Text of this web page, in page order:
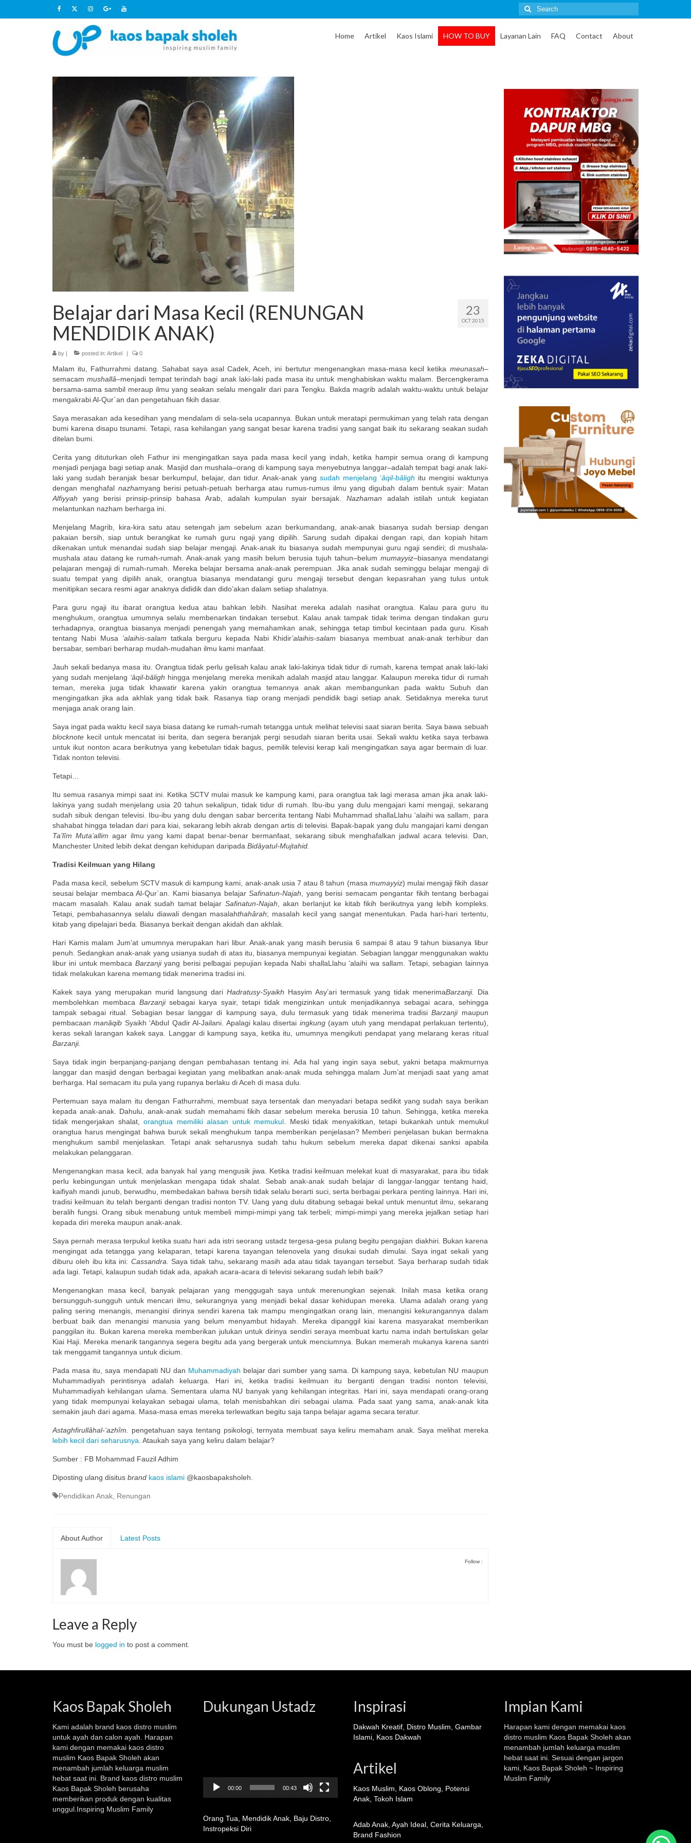
Search
for:
Home Artikel Kaos Islami HOW TO BUY Layanan Lain FAQ Contact About
23
OCT 2015
Belajar dari Masa Kecil (RENUNGAN
MENDIDIK ANAK)
by posted in: Artikel 0
Malam itu, Fathurrahmi datang. Sahabat saya asal Cadek, Aceh, ini bertutur mengenangkan masa-masa kecil ketika meunasah–
semacammushallâ–menjadi tempat terindah bagi anak laki-laki pada masa itu untuk menghabiskan waktu malam. Bercengkerama
bersama-sama sambil meraup ilmu yang seakan selalu mengalir dari para Tengku. Bakda magrib adalah waktu-waktu untuk belajar
mengakrabi Al-Qur`an dan pengetahuan fikih dasar.
Saya merasakan ada kesedihan yang mendalam di sela-sela ucapannya. Bukan untuk meratapi permukiman yang telah rata dengan
bumi karena disapu tsunami. Tetapi, rasa kehilangan yang sangat besar karena tradisi yang sangat baik itu sekarang seakan sudah
ditelan bumi.
Cerita yang dituturkan oleh Fathur ini mengingatkan saya pada masa kecil yang indah, ketika hampir semua orang di kampung
menjadi penjaga bagi setiap anak. Masjid dan mushala–orang di kampung saya menyebutnya langgar–adalah tempat bagi anak laki-
laki yang sudah beranjak besar berkumpul, belajar, dan tidur. Anak-anak yang sudah menjelang ‘âqil-bâligh itu mengisi waktunya
dengan menghafal nazhamyang berisi petuah-petuah berharga atau rumus-rumus ilmu yang digubah dalam bentuk syair: Matan
Alfiyyah yang berisi prinsip-prinsip bahasa Arab, adalah kumpulan syair bersajak.Nazhaman adalah istilah untuk kegiatan
melantunkan nazham berharga ini.
Menjelang Magrib, kira-kira satu atau setengah jam sebelum azan berkumandang, anak-anak biasanya sudah bersiap dengan
pakaian bersih, siap untuk berangkat ke rumah guru ngaji yang dipilih. Sarung sudah dipakai dengan rapi, dan kopiah hitam
dikenakan untuk menandai sudah siap belajar mengaji. Anak-anak itu biasanya sudah mempunyai guru ngaji sendiri; di mushala-
mushala atau datang ke rumah-rumah. Anak-anak yang masih belum berusia tujuh tahun–belum mumayyiz–biasanya mendatangi
pelajaran mengaji di rumah-rumah. Mereka belajar bersama anak-anak perempuan. Jika anak sudah seminggu belajar mengaji di
suatu tempat yang dipilih anak, orangtua biasanya mendatangi guru mengaji tersebut dengan kepasrahan yang tulus untuk
menitipkan secara resmi agar anaknya dididik dan dido’akan dalam setiap shalatnya.
Para guru ngaji itu ibarat orangtua kedua atau bahkan lebih. Nasihat mereka adalah nasihat orangtua. Kalau para guru itu
menghukum, orangtua umumnya selalu membenarkan tindakan tersebut. Kalau anak tampak tidak terima dengan tindakan guru
terhadapnya, orangtua biasanya menjadi penengah yang memahamkan anak, sehingga tetap timbul kecintaan pada guru. Kisah
tentang Nabi Musa ’alaihis-salam tatkala berguru kepada Nabi Khidir’alaihis-salam biasanya membuat anak-anak terhibur dan
bersabar, sembari berharap mudah-mudahan ilmu kami manfaat.
Jauh sekali bedanya masa itu. Orangtua tidak perlu gelisah kalau anak laki-lakinya tidak tidur di rumah, karena tempat anak laki-laki
yang sudah menjelang ‘âqil-bâligh hingga menjelang mereka menikah adalah masjid atau langgar. Kalaupun mereka tidur di rumah
teman, mereka juga tidak khawatir karena yakin orangtua temannya anak akan membangunkan pada waktu Subuh dan
mengingatkan jika ada akhlak yang tidak baik. Rasanya tiap orang menjadi pendidik bagi setiap anak. Setidaknya mereka turut
menjaga anak orang lain.
Saya ingat pada waktu kecil saya biasa datang ke rumah-rumah tetangga untuk melihat televisi saat siaran berita. Saya bawa sebuah
blocknote kecil untuk mencatat isi berita, dan segera beranjak pergi sesudah siaran berita usai. Sekali waktu ketika saya terbawa
untuk ikut nonton acara berikutnya yang kebetulan tidak bagus, pemilik televisi kerap kali mengingatkan saya agar bermain di luar.
Tidak nonton televisi.
Tetapi…
Itu semua rasanya mimpi saat ini. Ketika SCTV mulai masuk ke kampung kami, para orangtua tak lagi merasa aman jika anak laki-
lakinya yang sudah menjelang usia 20 tahun sekalipun, tidak tidur di rumah. Ibu-ibu yang dulu mengajari kami mengaji, sekarang
sudah sibuk dengan televisi. Ibu-ibu yang dulu dengan sabar bercerita tentang Nabi Muhammad shallaLlahu ‘alaihi wa sallam, para
shahabat hingga teladan dari para kiai, sekarang lebih akrab dengan artis di televisi. Bapak-bapak yang dulu mangajari kami dengan
Ta’lîm Muta’allim agar ilmu yang kami dapat benar-benar bermanfaat, sekarang sibuk menghafalkan jadwal acara televisi. Dan,
Manchester United lebih dekat dengan kehidupan daripada Bidâyatul-Mujtahid.
Tradisi Keilmuan yang Hilang
Pada masa kecil, sebelum SCTV masuk di kampung kami, anak-anak usia 7 atau 8 tahun (masa mumayyiz) mulai mengaji fikih dasar
seusai belajar membaca Al-Qur`an. Kami biasanya belajarSafinatun-Najah, yang berisi semacam pengantar fikih tentang berbagai
macam masalah. Kalau anak sudah tamat belajar Safinatun-Najah, akan berlanjut ke kitab fikih berikutnya yang lebih kompleks.
Tetapi, pembahasannya selalu diawali dengan masalahthahârah; masalah kecil yang sangat menentukan. Pada hari-hari tertentu,
kitab yang dipelajari beda. Biasanya berkait dengan akidah dan akhlak.
Hari Kamis malam Jum’at umumnya merupakan hari libur. Anak-anak yang masih berusia 6 sampai 8 atau 9 tahun biasanya libur
penuh. Sedangkan anak-anak yang usianya sudah di atas itu, biasanya mempunyai kegiatan. Sebagian langgar menggunakan waktu
libur ini untuk membaca Barzanjiyang berisi pelbagai pepujian kepada Nabi shallaLlahu ‘alaihi wa sallam. Tetapi, sebagian lainnya
tidak melakukan karena memang tidak menerima tradisi ini.
Kakek saya yang merupakan murid langsung dari Hadratusy-Syaikh Hasyim Asy’ari termasuk yang tidak menerimaBarzanji. Dia
membolehkan membaca Barzanjisebagai karya syair, tetapi tidak mengizinkan untuk menjadikannya sebagai acara, sehingga
tampak sebagai ritual. Sebagian besar langgar di kampung saya, dulu termasuk yang tidak menerima tradisiBarzanji maupun
pembacaanmanâqib Syaikh ‘Abdul Qadir Al-Jailani. Apalagi kalau disertai ingkung (ayam utuh yang mendapat perlakuan tertentu),
keras sekali larangan kakek saya. Langgar di kampung saya, ketika itu, umumnya mengikuti pendapat yang melarang keras ritual
Barzanji.
Saya tidak ingin berpanjang-panjang dengan pembahasan tentang ini. Ada hal yang ingin saya sebut, yakni betapa makmurnya
langgar dan masjid dengan berbagai kegiatan yang melibatkan anak-anak muda sehingga malam Jum’at menjadi saat yang amat
berharga. Hal semacam itu pula yang rupanya berlaku di Aceh di masa dulu.
Pertemuan saya malam itu dengan Fathurrahmi, membuat saya tersentak dan menyadari betapa sedikit yang sudah saya berikan
kepada anak-anak. Dahulu, anak-anak sudah memahami fikih dasar sebelum mereka berusia 10 tahun. Sehingga, ketika mereka
tidak mengerjakan shalat,orangtua memiliki alasan untuk memukul. Meski tidak menyakitkan, tetapi bukankah untuk memukul
orangtua harus mengingat bahwa buruk sekali menghukum tanpa memberikan penjelasan? Memberi penjelasan bukan bermakna
menghukum sambil menjelaskan. Tetapi anak seharusnya sudah tahu hukum sebelum mereka dapat dikenai sanksi apabila
melakukan pelanggaran.
Mengenangkan masa kecil, ada banyak hal yang mengusik jiwa. Ketika tradisi keilmuan melekat kuat di masyarakat, para ibu tidak
perlu kebingungan untuk menjelaskan mengapa tidak shalat. Sebab anak-anak sudah belajar di langgar-langgar tentang haid,
kaifiyah mandi junub, berwudhu, membedakan bahwa bersih tidak selalu berarti suci, serta berbagai perkara penting lainnya. Hari ini,
tradisi keilmuan itu telah berganti dengan tradisi nonton TV. Uang yang dulu ditabung sebagai bekal untuk menuntut ilmu, sekarang
beralih fungsi. Orang sibuk menabung untuk membeli mimpi-mimpi yang tak terbeli; mimpi-mimpi yang mereka jejalkan setiap hari
kepada diri mereka maupun anak-anak.
Saya pernah merasa terpukul ketika suatu hari ada istri seorang ustadz tergesa-gesa pulang begitu pengajian diakhiri. Bukan karena
mengingat ada tetangga yang kelaparan, tetapi karena tayangan telenovela yang disukai sudah dimulai. Saya ingat sekali yang
diburu oleh ibu kita ini: Cassandra. Saya tidak tahu, sekarang masih ada atau tidak tayangan tersebut. Saya berharap sudah tidak
ada lagi. Tetapi, kalaupun sudah tidak ada, apakah acara-acara di televisi sekarang sudah lebih baik?
Mengenangkan masa kecil, banyak pelajaran yang menggugah saya untuk merenungkan sejenak. Inilah masa ketika orang
bersungguh-sungguh untuk mencari ilmu, sekurangnya yang menjadi bekal dasar kehidupan mereka. Ulama adalah orang yang
paling sering menangis, menangisi dirinya sendiri karena tak mampu mengingatkan orang lain, menangisi kekurangannya dalam
berbuat baik dan menangisi manusia yang belum menyambut hidayah. Mereka dipanggil kiai karena masyarakat memberikan
panggilan itu. Bukan karena mereka memberikan julukan untuk dirinya sendiri seraya membuat kartu nama indah bertuliskan gelar
Kiai Haji. Mereka menarik tangannya segera begitu ada yang bergerak untuk menciumnya. Bukan memerah mukanya karena santri
tak menggamit tangannya untuk dicium.
Pada masa itu, saya mendapati NU dan Muhammadiyah belajar dari sumber yang sama. Di kampung saya, kebetulan NU maupun
Muhammadiyah perintisnya adalah keluarga. Hari ini, ketika tradisi keilmuan itu berganti dengan tradisi nonton televisi,
Muhammadiyah kehilangan ulama. Sementara ulama NU banyak yang kehilangan integritas. Hari ini, saya mendapati orang-orang
yang tidak mempunyai kelayakan sebagai ulama, telah menisbahkan diri sebagai ulama. Pada saat yang sama, anak-anak kita
semakin jauh dari agama. Masa-masa emas mereka terlewatkan begitu saja tanpa belajar agama secara teratur.
Astaghfirullâhal-‘azhîm. pengetahuan saya tentang psikologi, ternyata membuat saya keliru memaham anak. Saya melihat mereka
lebih kecil dari seharusnya. Ataukah saya yang keliru dalam belajar?
Sumber : FB Mohammad Fauzil Adhim
Diposting ulang disitus brand kaos islami @kaosbapaksholeh.
Pendidikan Anak, Renungan
About Author Latest Posts
Follow :
Leave a Reply
You must be logged in to post a comment.
Kaos Bapak Sholeh
Kami adalah brand kaos distro muslim
untuk ayah dan calon ayah. Harapan
kami dengan memakai kaos distro
muslim Kaos Bapak Sholeh akan
menambah jumlah keluarga muslim
hebat saat ini. Brand kaos distro muslim
Kaos Bapak Sholeh berusaha
memberikan produk dengan kualitas
unggul.Inspiring Muslim Family
Dukungan Ustadz
00:00 00:43
Orang Tua Mendidik Anak, Baju Distro,
Instropeksi Diri
Inspirasi
Dakwah Kreatif, Distro Muslim, Gambar
Islami, Kaos Dakwah
Artikel
Kaos Muslim, Kaos Oblong, Potensi
Anak, Tokoh Islam
Adab Anak, Ayah Ideal, Cerita Keluarga,
Brand Fashion
Impian Kami
Harapan kami dengan memakai kaos
distro muslim Kaos Bapak Sholeh akan
menambah jumlah keluarga muslim
hebat saat ini. Sesuai dengan jargon
kami, Kaos Bapak Sholeh ~ Inspiring
Muslim Family